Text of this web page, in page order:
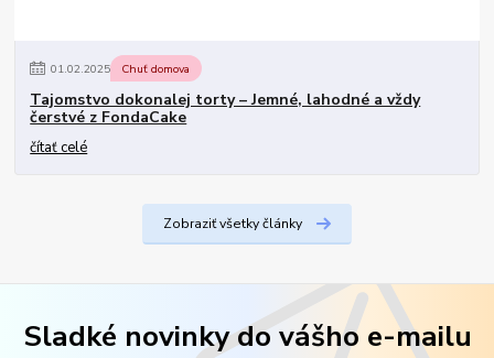
01.02.2025 Chuť domova
Tajomstvo dokonalej torty – Jemné, lahodné a vždy
čerstvé z FondaCake
čítať celé
Zobraziť všetky články
Sladké novinky do vášho e-mailu